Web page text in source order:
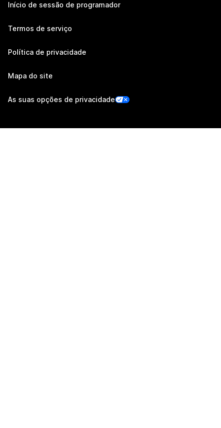
Início de sessão de programador
Termos de serviço
Política de privacidade
Mapa do site
As suas opções de privacidade